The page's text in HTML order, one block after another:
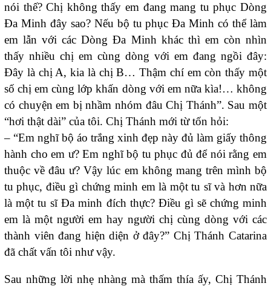
nói thế? Chị không thấy em đang mang tu phục Dòng
Đa Minh đây sao? Nếu bộ tu phục Đa Minh có thể làm
em lẫn với các Dòng Đa Minh khác thì em còn nhìn
thấy nhiều chị em cùng dòng với em đang ngồi đây:
Đây là chị A, kia là chị B… Thậm chí em còn thấy một
số chị em cùng lớp khấn dòng với em nữa kìa!… không
có chuyện em bị nhầm nhóm đâu Chị Thánh”. Sau một
“hơi thật dài” của tôi. Chị Thánh mới từ tốn hỏi:
– “Em nghĩ bộ áo trắng xinh đẹp này đủ làm giấy thông
hành cho em ư? Em nghĩ bộ tu phục đủ để nói rằng em
thuộc về đâu ư? Vậy lúc em không mang trên mình bộ
tu phục, điều gì chứng minh em là một tu sĩ và hơn nữa
là một tu sĩ Đa minh đích thực? Điều gì sẽ chứng minh
em là một người em hay người chị cùng dòng với các
thành viên đang hiện diện ở đây?” Chị Thánh Catarina
đã chất vấn tôi như vậy.
Sau những lời nhẹ nhàng mà thấm thía ấy, Chị Thánh